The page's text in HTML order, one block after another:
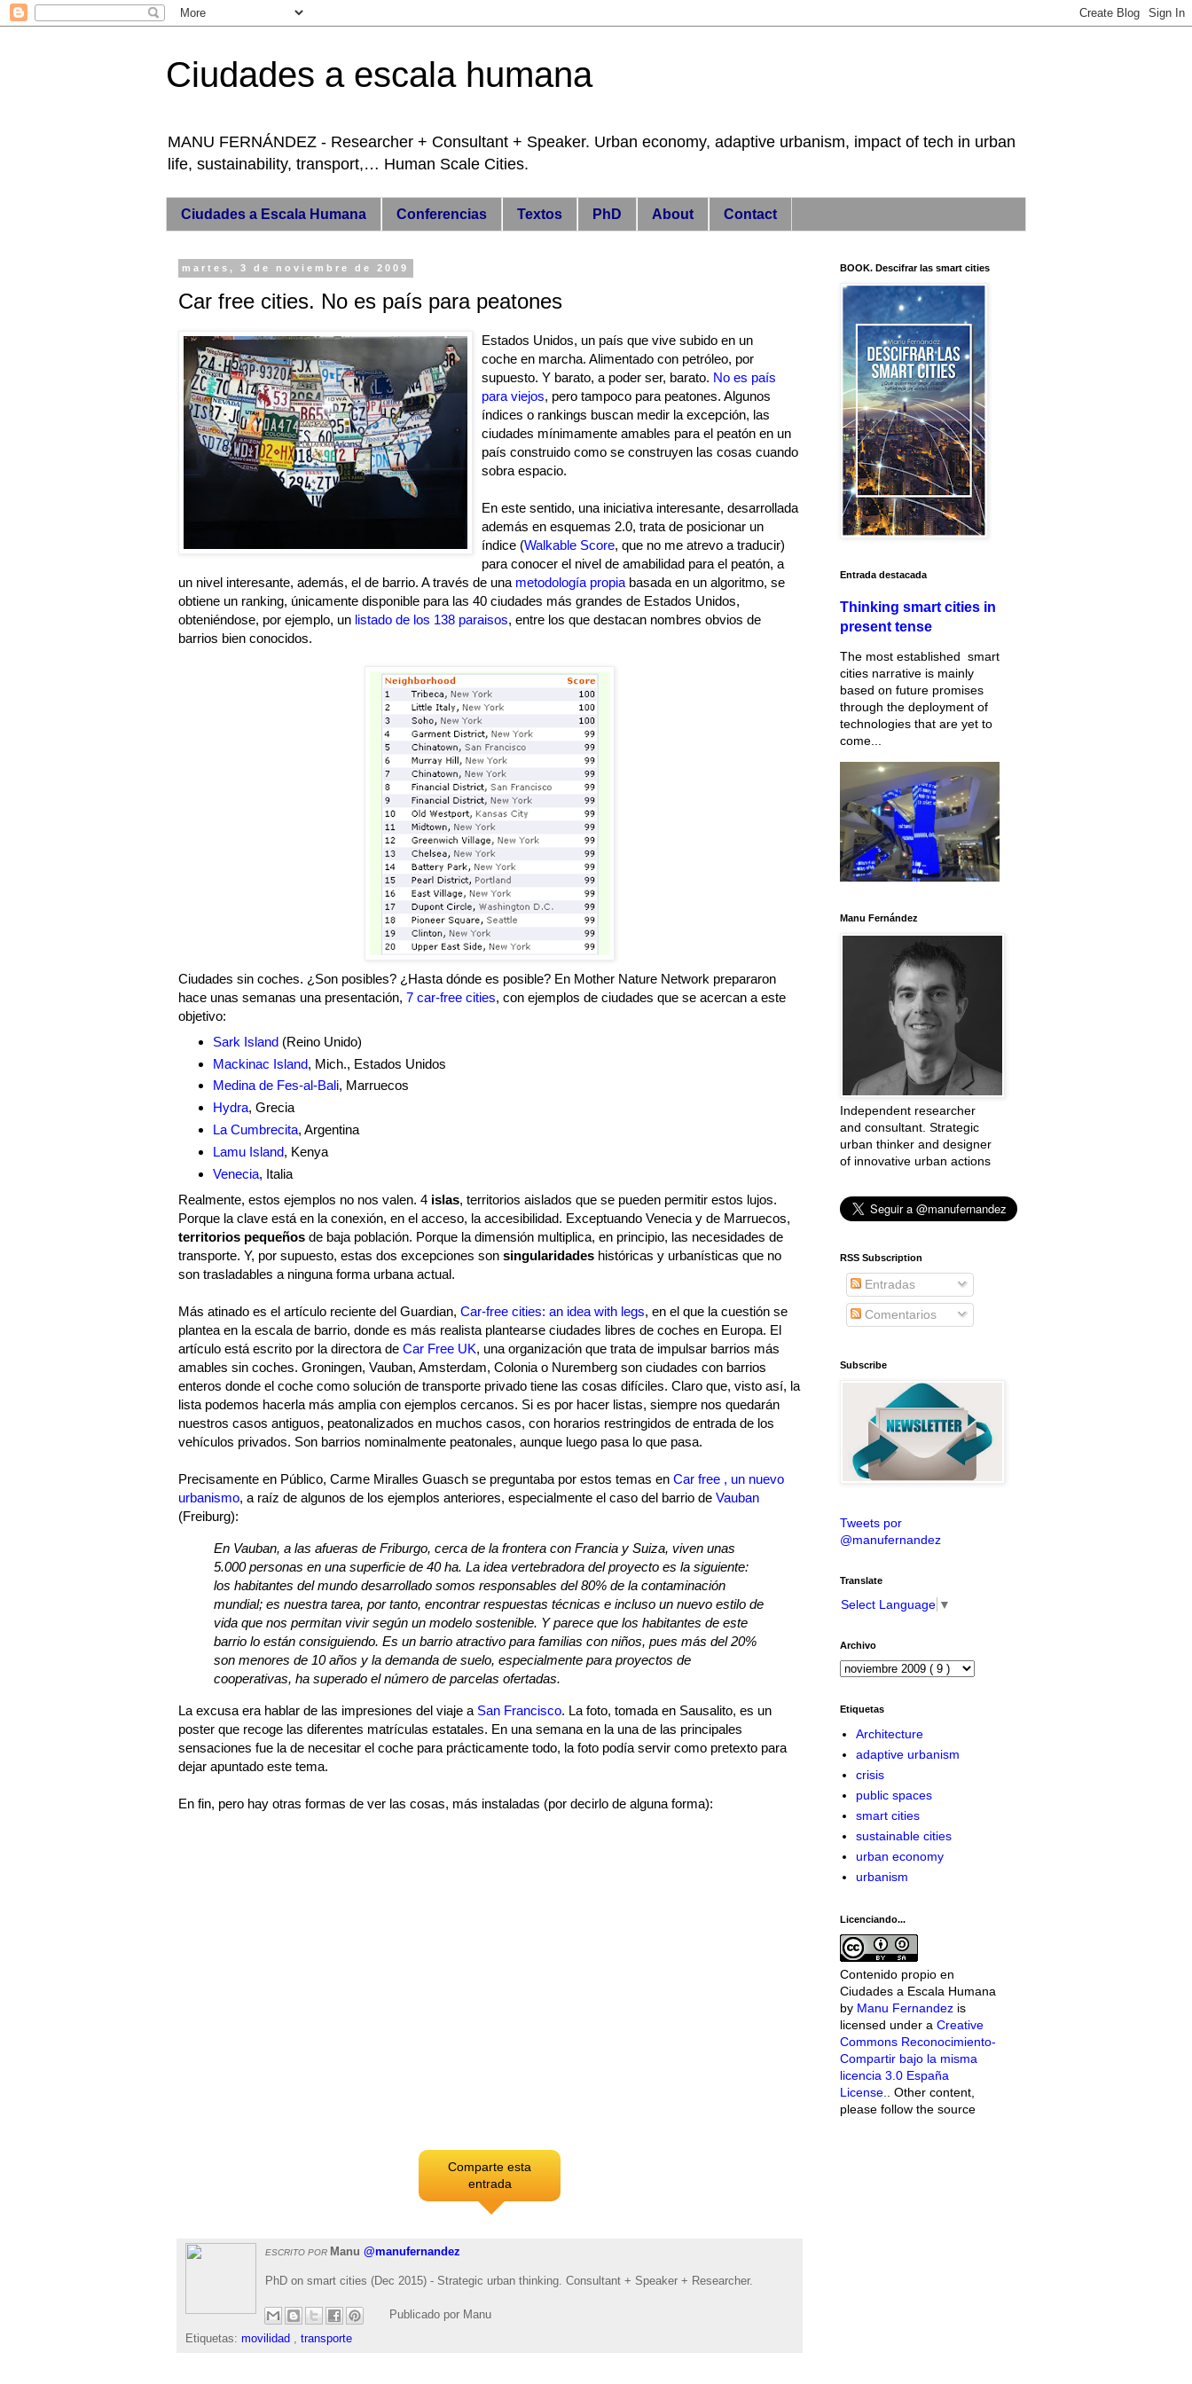
Ciudades a escala humana
MANU FERNÁNDEZ - Researcher + Consultant + Speaker. Urban economy, adaptive urbanism, impact of tech in urban
life, sustainability, transport,… Human Scale Cities.
Ciudades a Escala Humana Conferencias Textos PhD About Contact
martes, 3 de noviembre de 2009
Car free cities. No es país para peatones
Estados Unidos, un país que vive subido en un
coche en marcha. Alimentado con petróleo, por
supuesto. Y barato, a poder ser, barato. No es país
para viejos, pero tampoco para peatones. Algunos
índices o rankings buscan medir la excepción, las
ciudades mínimamente amables para el peatón en un
país construido como se construyen las cosas cuando
sobra espacio.
En este sentido, una iniciativa interesante, desarrollada
además en esquemas 2.0, trata de posicionar un
índice (Walkable Score, que no me atrevo a traducir)
para conocer el nivel de amabilidad para el peatón, a
un nivel interesante, además, el de barrio. A través de una metodología propia basada en un algoritmo, se
obtiene un ranking, únicamente disponible para las 40 ciudades más grandes de Estados Unidos,
obteniéndose, por ejemplo, un listado de los 138 paraisos, entre los que destacan nombres obvios de
barrios bien conocidos.
Ciudades sin coches. ¿Son posibles? ¿Hasta dónde es posible? En Mother Nature Network prepararon
hace unas semanas una presentación, 7 car-free cities, con ejemplos de ciudades que se acercan a este
objetivo:
Sark Island(Reino Unido)
Mackinac Island, Mich., Estados Unidos
Medina de Fes-al-Bali, Marruecos
Hydra, Grecia
La Cumbrecita, Argentina
Lamu Island, Kenya
Venecia, Italia
Realmente, estos ejemplos no nos valen. 4 islas, territorios aislados que se pueden permitir estos lujos.
Porque la clave está en la conexión, en el acceso, la accesibilidad. Exceptuando Venecia y de Marruecos,
territorios pequeños de baja población. Porque la dimensión multiplica, en principio, las necesidades de
transporte. Y, por supuesto, estas dos excepciones son singularidades históricas y urbanísticas que no
son trasladables a ninguna forma urbana actual.
Más atinado es el artículo reciente del Guardian, Car-free cities: an idea with legs, en el que la cuestión se
plantea en la escala de barrio, donde es más realista plantearse ciudades libres de coches en Europa. El
artículo está escrito por la directora de Car Free UK, una organización que trata de impulsar barrios más
amables sin coches. Groningen, Vauban, Amsterdam, Colonia o Nuremberg son ciudades con barrios
enteros donde el coche como solución de transporte privado tiene las cosas difíciles. Claro que, visto así, la
lista podemos hacerla más amplia con ejemplos cercanos. Si es por hacer listas, siempre nos quedarán
nuestros casos antiguos, peatonalizados en muchos casos, con horarios restringidos de entrada de los
vehículos privados. Son barrios nominalmente peatonales, aunque luego pasa lo que pasa.
Precisamente en Público, Carme Miralles Guasch se preguntaba por estos temas en Car free , un nuevo
urbanismo, a raíz de algunos de los ejemplos anteriores, especialmente el caso del barrio de Vauban
(Freiburg):
En Vauban, a las afueras de Friburgo, cerca de la frontera con Francia y Suiza, viven unas
5.000 personas en una superficie de 40 ha. La idea vertebradora del proyecto es la siguiente:
los habitantes del mundo desarrollado somos responsables del 80% de la contaminación
mundial; es nuestra tarea, por tanto, encontrar respuestas técnicas e incluso un nuevo estilo de
vida que nos permitan vivir según un modelo sostenible. Y parece que los habitantes de este
barrio lo están consiguiendo. Es un barrio atractivo para familias con niños, pues más del 20%
son menores de 10 años y la demanda de suelo, especialmente para proyectos de
cooperativas, ha superado el número de parcelas ofertadas.
La excusa era hablar de las impresiones del viaje a San Francisco. La foto, tomada en Sausalito, es un
poster que recoge las diferentes matrículas estatales. En una semana en la una de las principales
sensaciones fue la de necesitar el coche para prácticamente todo, la foto podía servir como pretexto para
dejar apuntado este tema.
En fin, pero hay otras formas de ver las cosas, más instaladas (por decirlo de alguna forma):
Comparte esta
entrada
ESCRITO POR Manu @manufernandez
PhD on smart cities (Dec 2015) - Strategic urban thinking. Consultant + Speaker + Researcher.
Publicado por Manu
Etiquetas: movilidad transporte
BOOK. Descifrar las smart cities
Entrada destacada
Thinking smart cities in
present tense
The most established smart
cities narrative is mainly
based on future promises
through the deployment of
technologies that are yet to
come...
Manu Fernández
Independent researcher
and consultant. Strategic
urban thinker and designer
of innovative urban actions
RSS Subscription
Entradas
Comentarios
Subscribe
Tweets por
@manufernandez
Translate
Select Language ▼
Archivo
Etiquetas
Architecture
adaptive urbanism
crisis
public spaces
smart cities
sustainable cities
urban economy
urbanism
Licenciando...
Contenido propio en
Ciudades a Escala Humana
by Manu Fernandez is
licensed under a Creative
Commons Reconocimiento-
Compartir bajo la misma
licencia 3.0 España
License.
. Other content,
please follow the source